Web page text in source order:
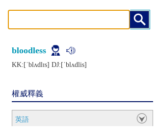
bloodless
KK:[ˈblʌdlɪs] DJ:[ˈblʌdlis]
權威釋義
英語